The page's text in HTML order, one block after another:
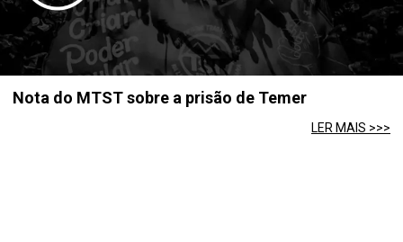
Nota do MTST sobre a prisão de Temer
LER MAIS >>>